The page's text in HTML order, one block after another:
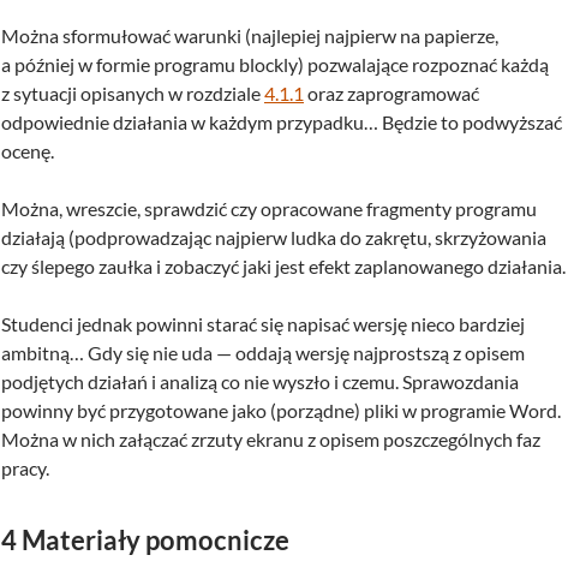
Można sformułować warunki (najlepiej najpierw na papierze,
a później w formie programu blockly) pozwalające rozpoznać każdą
z sytuacji opisanych w rozdziale4.1.1 oraz zaprogramować
odpowiednie działania w każdym przypadku… Będzie to podwyższać
ocenę.
Można, wreszcie, sprawdzić czy opracowane fragmenty programu
działają (podprowadzając najpierw ludka do zakrętu, skrzyżowania
czy ślepego zaułka i zobaczyć jaki jest efekt zaplanowanego działania.
Studenci jednak powinni starać się napisać wersję nieco bardziej
ambitną… Gdy się nie uda — oddają wersję najprostszą z opisem
podjętych działań i analizą co nie wyszło i czemu. Sprawozdania
powinny być przygotowane jako (porządne) pliki w programie Word.
Można w nich załączać zrzuty ekranu z opisem poszczególnych faz
pracy.
4Materiały pomocnicze